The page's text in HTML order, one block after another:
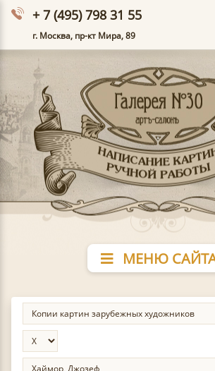
+ 7 (495) 798 31 55
г. Москва, пр-кт Мира, 89
МЕНЮ